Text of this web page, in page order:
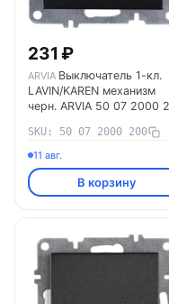
231 ₽
ARVIA Выключатель 1-кл.
LAVIN/KAREN механизм
черн. ARVIA 50 07 2000
SKU: 50 07 2000 200
11 авг.
В корзину